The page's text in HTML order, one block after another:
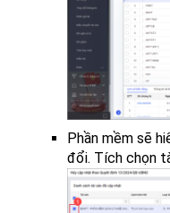
Phần mềm sẽ
đổi. Tích chọn